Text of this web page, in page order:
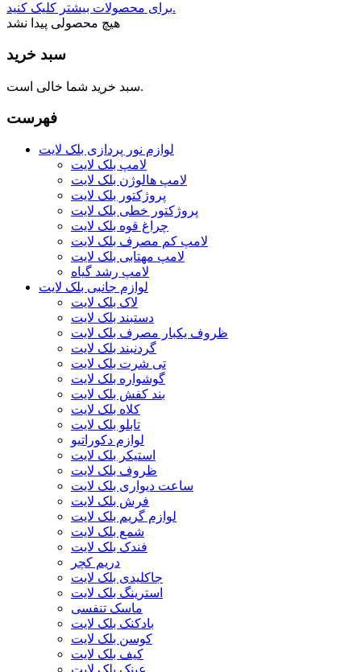
برای محصولات بیشتر کلیک کنید.
هیچ محصولی پیدا نشد
سبد خرید
سبد خرید شما خالی است.
فهرست
لوازم نور پردازی بلک لایت
لامپ بلک لایت
لامپ هالوژن بلک لایت
پروژکتور بلک لایت
پروژکتور خطی بلک لایت
چراغ قوه بلک لایت
لامپ کم مصرف بلک لایت
لامپ مهتابی بلک لایت
لامپ رشد گیاه
لوازم جانبی بلک لایت
لاک بلک لایت
دستبند بلک لایت
ظروف یکبار مصرف بلک لایت
گردنبند بلک لایت
تی شرت بلک لایت
گوشواره بلک لایت
بند کفش بلک لایت
کلاه بلک لایت
تابلو بلک لایت
لوازم دکوراتیو
استیکر بلک لایت
ظروف بلک لایت
ساعت دیواری بلک لایت
فرش بلک لایت
لوازم گریم بلک لایت
شمع بلک لایت
فندک بلک لایت
دریم کچر
جاکلیدی بلک لایت
استرینگ بلک لایت
ماسک تنفسی
بادکنک بلک لایت
کوسن بلک لایت
کیف بلک لایت